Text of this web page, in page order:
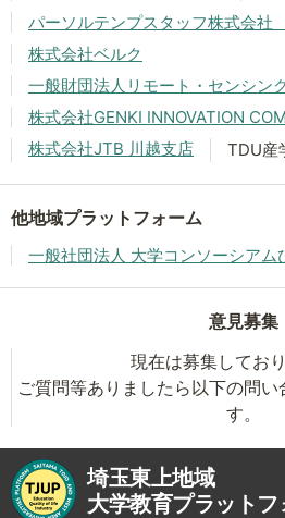
パーソルテンプスタッフ株式会
株式会社ベルク
一般財団法人リモート・センシン
株式会社GENKI INNOVATION
株式会社JTB 川越支店
TDU産
他地域プラットフォーム
一般社団法人 大学コンソーシアム
意見募集
現在は募集しており
ご質問等ありましたら以下の問い
す。
埼玉東上地域
大学教育プラットフ